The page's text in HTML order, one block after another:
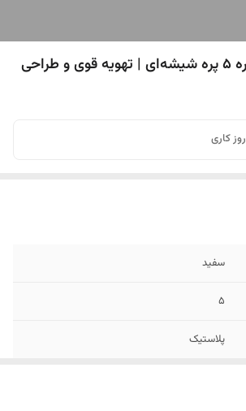
پروانه پنکه همه‌کاره ۵ پره شیشه‌ای | تهویه قوی و طراحی
روز کاری
سفید
۵
پلاستیک